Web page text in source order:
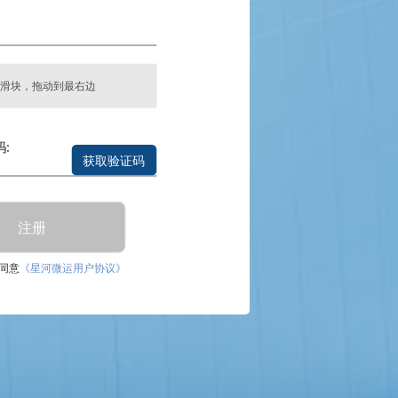
块，拖动到最右边
:
获取验证码
注册
意《星河微运用户协议》